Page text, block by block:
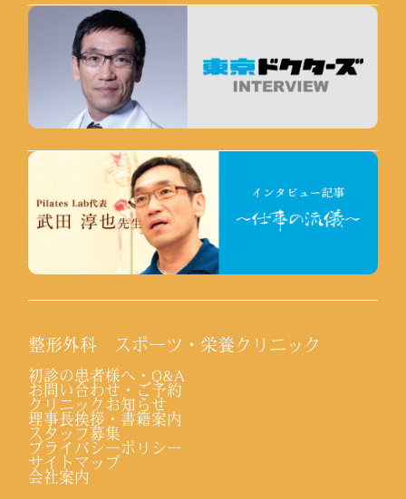
整形外科 スポーツ・栄養クリニック
初診の患者様へ・Q&A
お問い合わせ・ご予約
クリニックお知らせ
理事長挨拶・書籍案内
スタッフ募集
プライバシーポリシー
サイトマップ
会社案内